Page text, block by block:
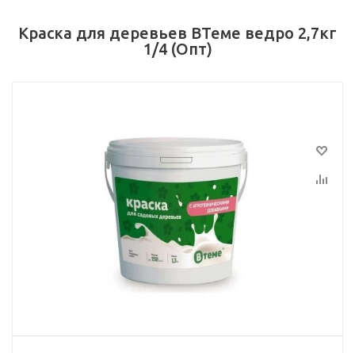
Краска для деревьев ВТеме ведро 2,7кг
1/4 (Опт)